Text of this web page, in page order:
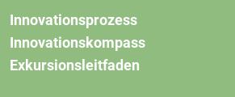
Innovationsprozess
Innovationskompass
Exkursionsleitfaden